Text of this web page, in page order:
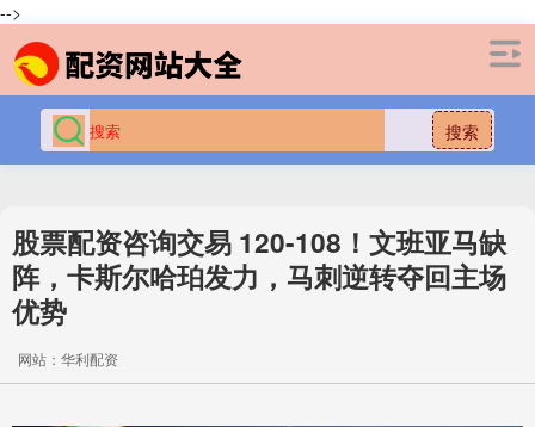
-->
搜索
股票配资咨询交易 120-108！文班亚马缺
阵，卡斯尔哈珀发力，马刺逆转夺回主场
优势
网站：华利配资